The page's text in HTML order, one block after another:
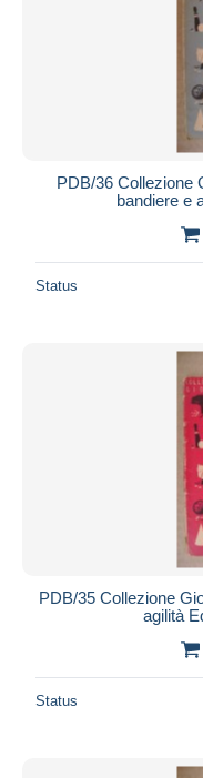
PDB/36 Collezione
bandiere e
Status
PDB/35 Collezione
agilità
Status